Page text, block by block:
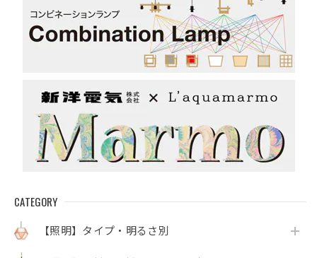
CATEGORY
【照明】タイプ・明るさ別